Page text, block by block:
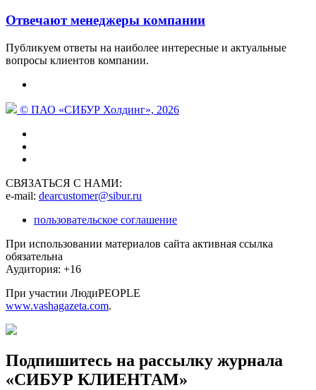
Отвечают менеджеры компании
Публикуем ответы на наиболее интересные и актуальные
вопросы клиентов компании.
© ПАО «СИБУР Холдинг», 2026
СВЯЗАТЬСЯ С НАМИ:
e-mail: dearcustomer@sibur.ru
пользовательское соглашение
При использовании материалов сайта активная ссылка
обязательна
Аудитория: +16
При участии ЛюдиPEOPLE
www.vashagazeta.com.
Подпишитесь на рассылку журнала
«СИБУР КЛИЕНТАМ»